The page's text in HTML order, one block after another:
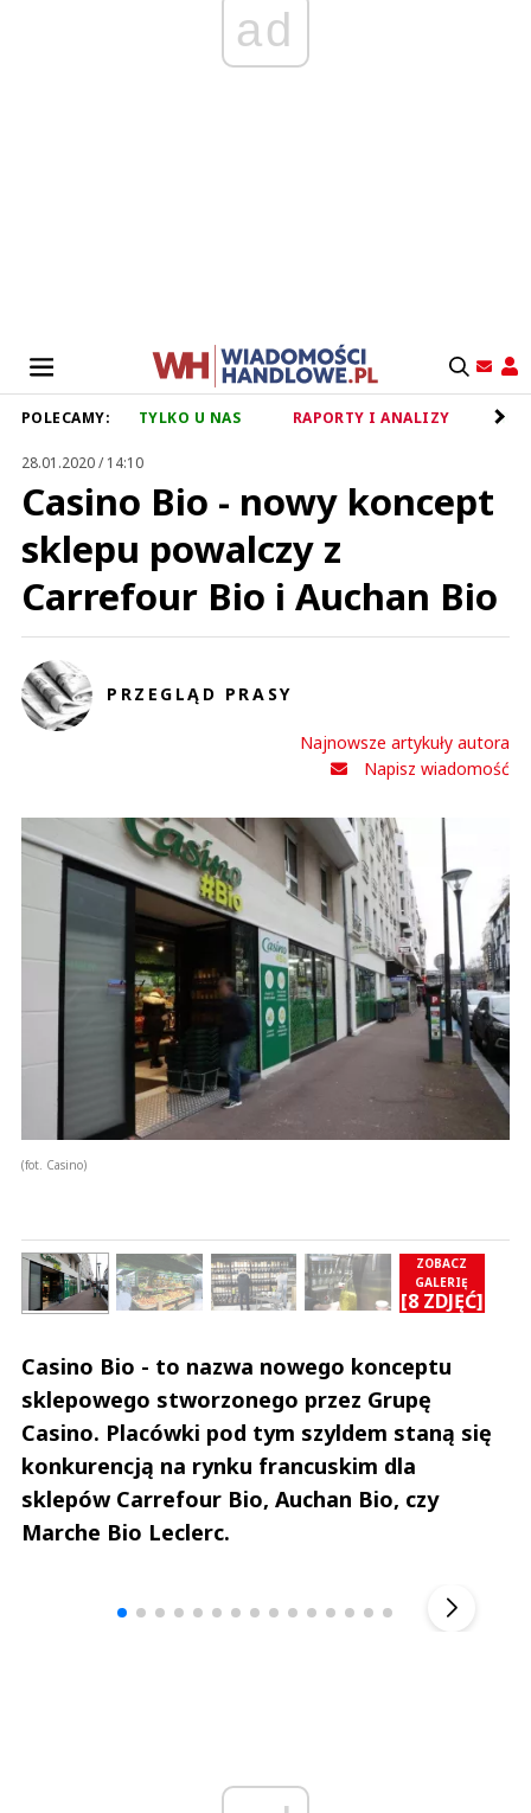
ad
POLECAMY: TYLKO U NAS RAPORTY I ANALIZY
28.01.2020 / 14:10
Casino Bio - nowy koncept
sklepu powalczy z
Carrefour Bio i Auchan Bio
PRZEGLĄD PRASY
Najnowsze artykuły autora
Napisz wiadomość
(fot. Casino)
ZOBACZ
GALERIĘ
[8 ZDJĘĆ]
Casino Bio - to nazwa nowego konceptu
sklepowego stworzonego przez Grupę
Casino. Placówki pod tym szyldem staną się
konkurencją na rynku francuskim dla
sklepów Carrefour Bio, Auchan Bio, czy
Marche Bio Leclerc.